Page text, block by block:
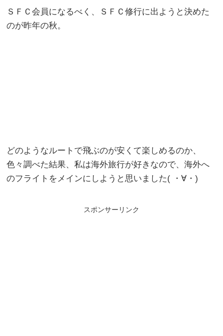
ＳＦＣ会員になるべく、ＳＦＣ修行に出ようと決めた
のが昨年の秋。
どのようなルートで飛ぶのが安くて楽しめるのか、
色々調べた結果、私は海外旅行が好きなので、海外へ
のフライトをメインにしようと思いました( ・∀・)
スポンサーリンク